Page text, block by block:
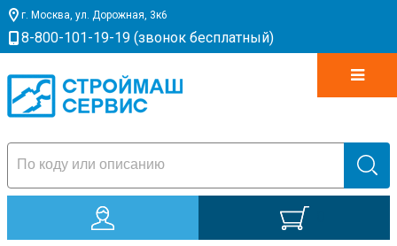
г. Москва, ул. Дорожная, 3к6
8-800-101-19-19 (звонок бесплатный)